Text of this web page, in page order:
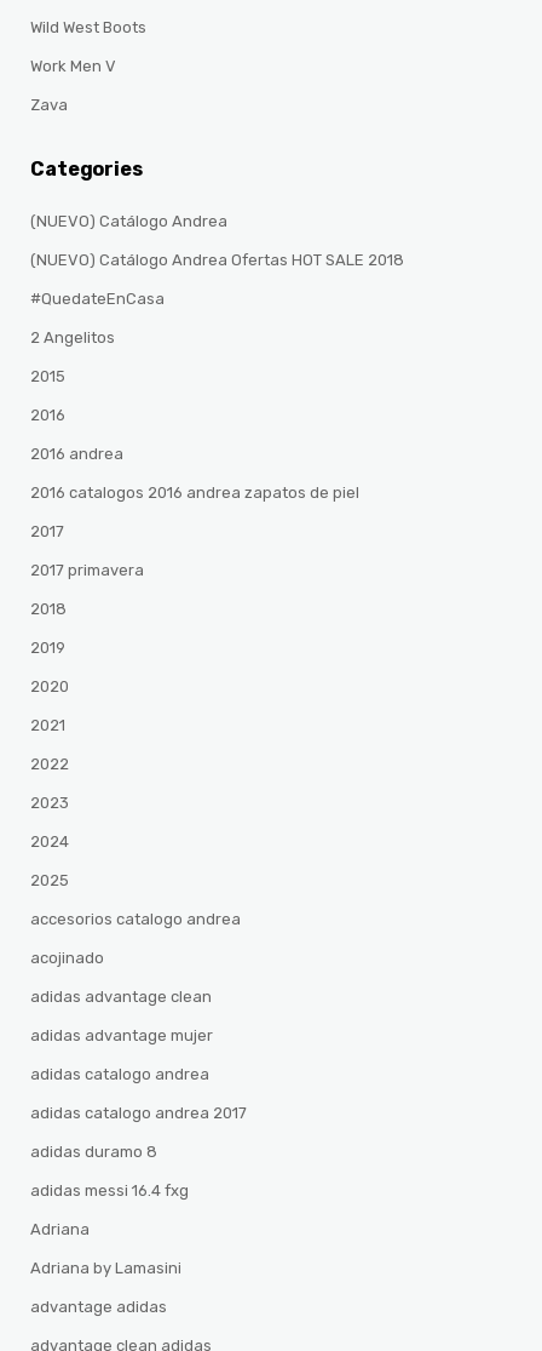
Wild West Boots
Work Men V
Zava
Categories
(NUEVO) Catálogo Andrea
(NUEVO) Catálogo Andrea Ofertas HOT SALE 2018
#QuedateEnCasa
2 Angelitos
2015
2016
2016 andrea
2016 catalogos 2016 andrea zapatos de piel
2017
2017 primavera
2018
2019
2020
2021
2022
2023
2024
2025
accesorios catalogo andrea
acojinado
adidas advantage clean
adidas advantage mujer
adidas catalogo andrea
adidas catalogo andrea 2017
adidas duramo 8
adidas messi 16.4 fxg
Adriana
Adriana by Lamasini
advantage adidas
advantage clean adidas